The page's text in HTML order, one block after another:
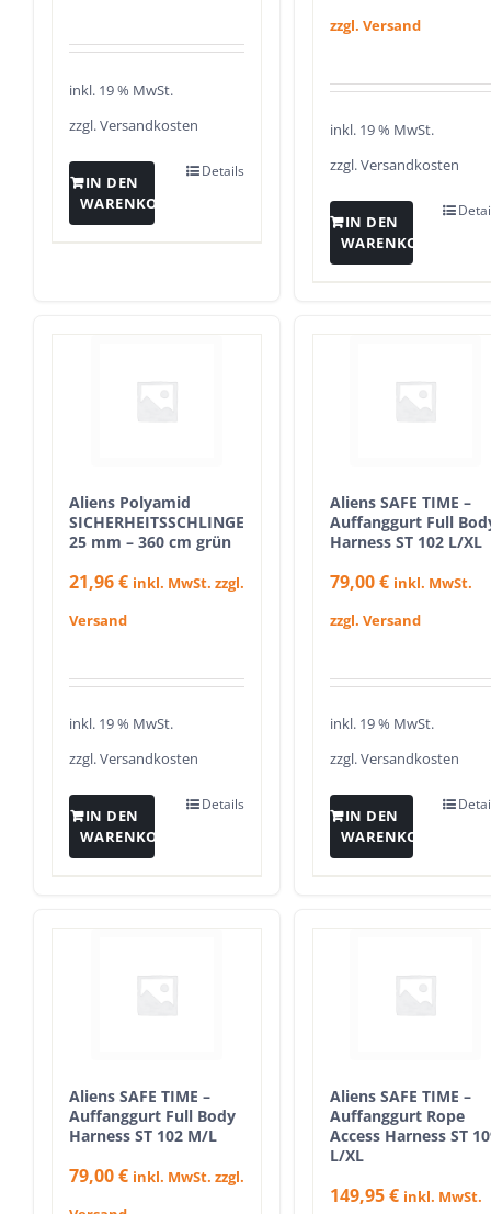
inkl. 19 % MwSt.
zzgl.Versandkosten
IN DEN
WARENKORB
Details
zzgl. Versand
inkl. 19 % MwSt.
zzgl.Versandkosten
IN DEN
WARENKORB
Aliens Polyamid
SICHERHEITSSCHLINGE
25 mm – 360 cm grün
21,96€ inkl. MwSt. zzgl.
Versand
inkl. 19 % MwSt.
zzgl.Versandkosten
IN DEN
WARENKORB
Details
Aliens SAFE TIME –
Auffanggurt Full
Harness ST 102 L/XL
79,00€ inkl. MwSt.
zzgl. Versand
inkl. 19 % MwSt.
zzgl.Versandkosten
IN DEN
WARENKORB
Aliens SAFE TIME –
Auffanggurt Full Body
Harness ST 102 M/L
79,00€ inkl. MwSt. zzgl.
Aliens SAFE TIME –
Auffanggurt Rope
Access Harness ST
L/XL
149,95€ inkl. MwSt.